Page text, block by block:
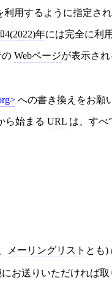
利用するように指定され
4(2022)年には完全に利
のWebページが表示さ
への書き換えをお願
ら始まる URL は、すべ
メーリングリスト とも)
お送りいただければ取